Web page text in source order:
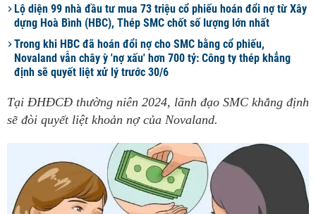
Lộ diện 99 nhà đầu tư mua 73 triệu cổ phiếu hoán đổi nợ từ Xây
dựng Hoà Bình (HBC), Thép SMC chốt số lượng lớn nhất
Trong khi HBC đã hoán đổi nợ cho SMC bằng cổ phiếu,
Novaland vẫn chây ỳ 'nợ xấu' hơn 700 tỷ: Công ty thép khẳng
định sẽ quyết liệt xử lý trước 30/6
Tại ĐHĐCĐ thường niên 2024, lãnh đạo SMC khẳng định
sẽ đòi quyết liệt khoản nợ của Novaland.